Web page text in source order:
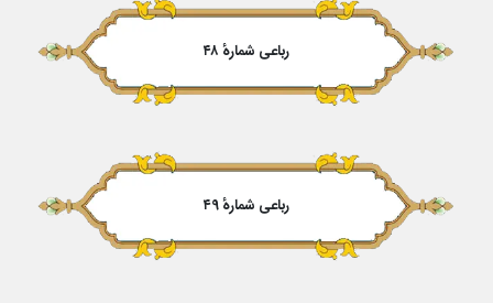
رباعی شمارهٔ ۴۸
رباعی شمارهٔ ۴۹